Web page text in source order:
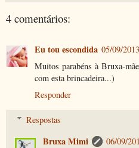
4 comentários:
Eu tou escondida 05/09/
Muitos parabéns à Bruxa-
com esta brincadeira...)
Responder
Respostas
Bruxa Mimi
06/09/